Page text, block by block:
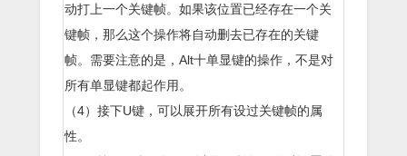
动打上一个关键帧。如果该位置已经存在一个关
键帧，那么这个操作将自动删去已存在的关键
帧。需要注意的是，Alt十单显键的操作，不是对
所有单显键都起作用。
（4）接下U键，可以展开所有设过关键帧的属
性。